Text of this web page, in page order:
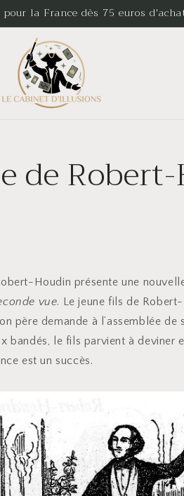
la France dès 75 euros
de
Houdin présente une
vue. Le jeune fils de
père demande à l’assemblée
bandés, le fils parvient à deviner
est un succès.